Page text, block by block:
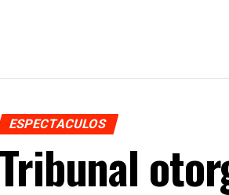
ESPECTACULOS
Tribunal